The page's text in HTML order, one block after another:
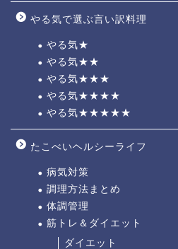
やる気で選ぶ言い訳料理
やる気★
やる気★★
やる気★★★
やる気★★★★
やる気★★★★★
たこべいヘルシーライフ
病気対策
調理方法まとめ
体調管理
筋トレ＆ダイエット
ダイエット